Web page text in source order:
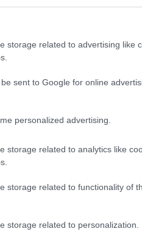
storage related to advertising like
sent to Google for online
personalized advertising.
storage related to analytics like
storage related to functionality of
storage related to personalization.
kártyáról, tekintve, hogy tb-
ahogy más hivatalos szerv, a
ügyben megtette a szükséges